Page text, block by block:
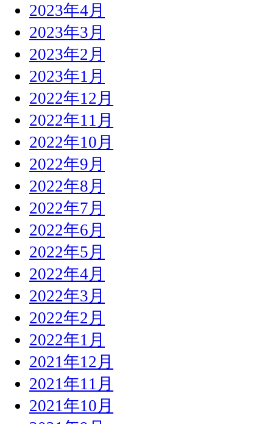
2023年4月
2023年3月
2023年2月
2023年1月
2022年12月
2022年11月
2022年10月
2022年9月
2022年8月
2022年7月
2022年6月
2022年5月
2022年4月
2022年3月
2022年2月
2022年1月
2021年12月
2021年11月
2021年10月